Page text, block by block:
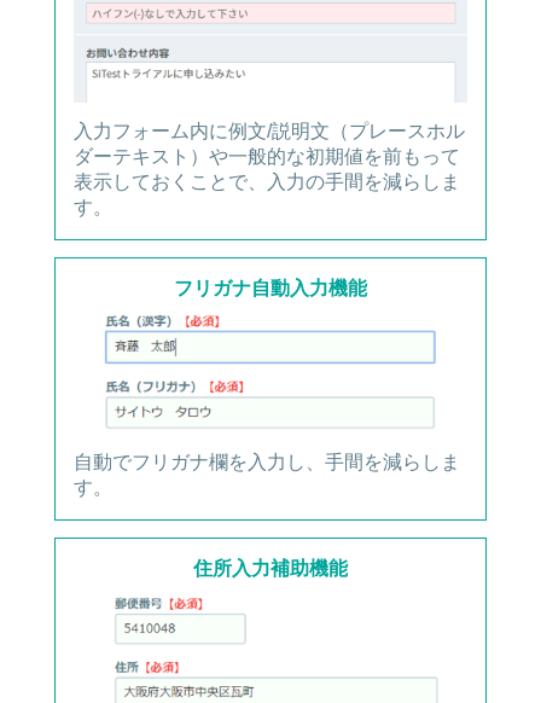
入力フォーム内に例文/説明文（プレースホル
ダーテキスト）や一般的な初期値を前もって
表示しておくことで、入力の手間を減らしま
す。
フリガナ自動入力機能
自動でフリガナ欄を入力し、手間を減らしま
す。
住所入力補助機能